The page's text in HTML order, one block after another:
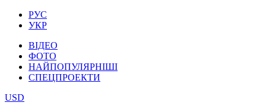
РУС
УКР
ВІДЕО
ФОТО
НАЙПОПУЛЯРНІШІ
СПЕЦПРОЕКТИ
USD